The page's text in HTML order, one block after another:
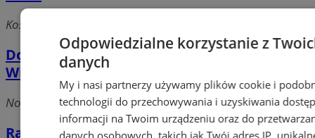
Kosynierów 35, 41-219 Sosnowiec
Domtur Sp. z o.o. Przedsiębiorstwo
Wielobranżowe Biuro Podróży
Nowopogońska, 41-200 Sosnowiec
Rakoczy Tadeusz Biuro Zarządzania i
Odpowiedzialne korzystanie z
danych
My i nasi partnerzy używamy plików cookie i
technologii do przechowywania i uzyskiwania
informacji na Twoim urządzeniu oraz do
danych osobowych, takich jak Twój adres IP,